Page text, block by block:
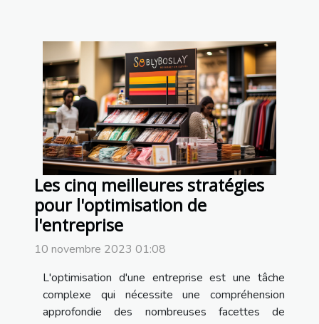
Les cinq meilleures stratégies
pour l'optimisation de
l'entreprise
10 novembre 2023 01:08
L'optimisation d'une entreprise est une tâche
complexe qui nécessite une compréhension
approfondie des nombreuses facettes de